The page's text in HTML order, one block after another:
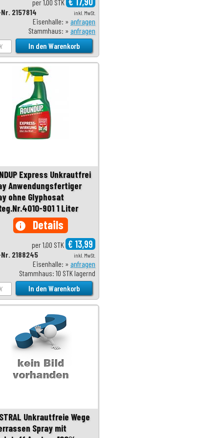
per 1,00 STK
inkl. MwSt.
2157814
Eisenhalle: » anfragen
Stammhaus: » anfragen
Express Unkrautfrei
Anwendungsfertiger
ohne Glyphosat
901 1 Liter
info Details
per 1,00 STK € 13,99
inkl. MwSt.
2188245
Eisenhalle: » anfragen
Stammhaus: 10 STK lagernd
Unkrautfreie Wege
Spray mit